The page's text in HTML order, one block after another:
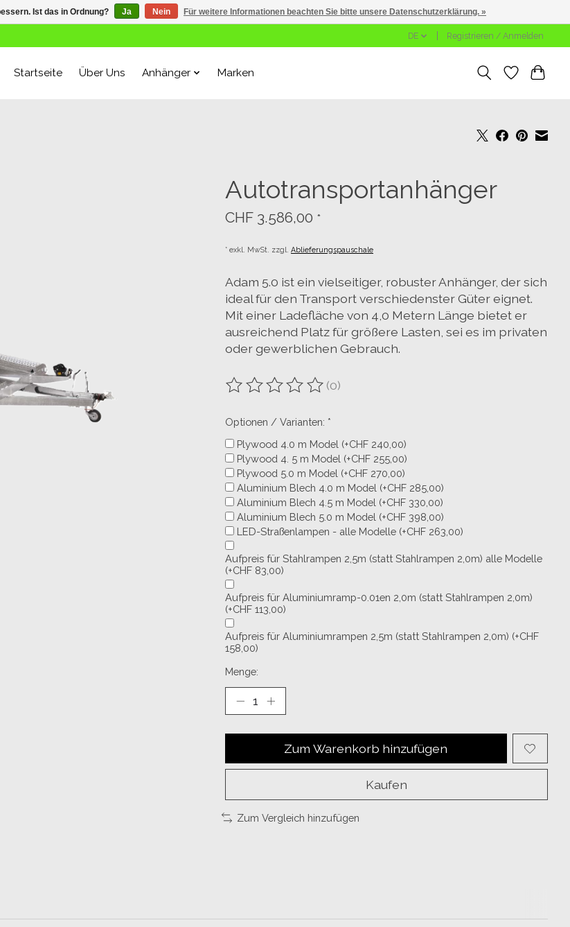
DE Registrieren / Anmelden
Startseite Über Uns Anhänger Marken
Autotransportanhänger
CHF 3.586,00 *
* exkl. MwSt. zzgl. Ablieferungspauschale
Adam 5.0 ist ein vielseitiger, robuster Anhänger, der sich
ideal für den Transport verschiedenster Güter eignet.
Mit einer Ladefläche von 4,0 Metern Länge bietet er
ausreichend Platz für größere Lasten, sei es im privaten
oder gewerblichen Gebrauch.
Die Bewertung dieses Produkts ist
(0)
Optionen / Varianten: *
Plywood 4.0 m Model (+CHF 240,00)
Plywood 4. 5 m Model (+CHF 255,00)
Plywood 5.0 m Model (+CHF 270,00)
Aluminium Blech 4.0 m Model (+CHF 285,00)
Aluminium Blech 4.5 m Model (+CHF 330,00)
Aluminium Blech 5.0 m Model (+CHF 398,00)
LED-Straßenlampen - alle Modelle (+CHF 263,00)
Aufpreis für Stahlrampen 2,5m (statt Stahlrampen 2,0m) alle Modelle
(+CHF 83,00)
Aufpreis für Aluminiumramp-0.01en 2,0m (statt Stahlrampen 2,0m)
(+CHF 113,00)
Aufpreis für Aluminiumrampen 2,5m (statt Stahlrampen 2,0m) (+CHF
158,00)
Menge:
Zum Warenkorb hinzufügen
Kaufen
Zum Vergleich hinzufügen
Ist das in Ordnung? Ja Nein Für weitere Informationen beachten Sie bitte unsere Datenschutzerklärung. »